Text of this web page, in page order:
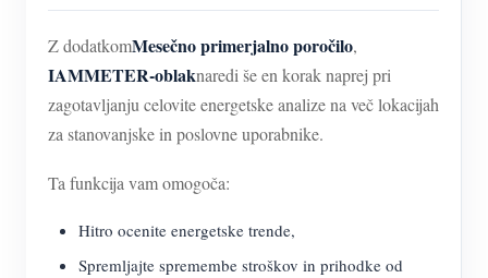
Z dodatkomMesečno primerjalno poročilo,
IAMMETER-oblaknaredi še en korak naprej pri
zagotavljanju celovite energetske analize na več lokacijah
za stanovanjske in poslovne uporabnike.
Ta funkcija vam omogoča:
Hitro ocenite energetske trende,
Spremljajte spremembe stroškov in prihodke od